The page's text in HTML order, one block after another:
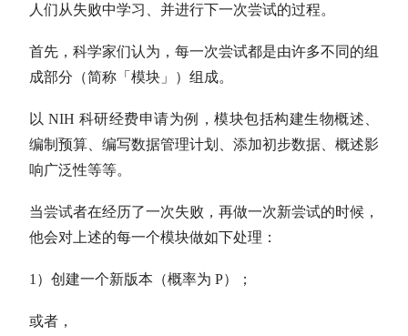
人们从失败中学习、并进行下一次尝试的过程。
首先，科学家们认为，每一次尝试都是由许多不同的组
成部分（简称「模块」）组成。
以 NIH 科研经费申请为例，模块包括构建生物概述、
编制预算、编写数据管理计划、添加初步数据、概述影
响广泛性等等。
当尝试者在经历了一次失败，再做一次新尝试的时候，
他会对上述的每一个模块做如下处理：
1）创建一个新版本（概率为 P）；
或者，